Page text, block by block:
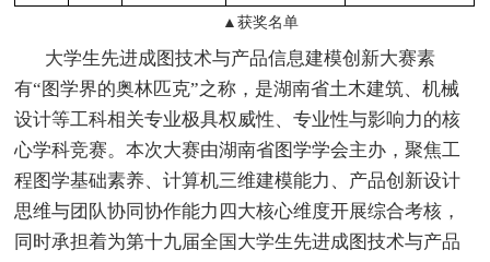
▲获奖名单
大学生先进成图技术与产品信息建模创新大赛素
有“图学界的奥林匹克”之称，是湖南省土木建筑、机械
设计等工科相关专业极具权威性、专业性与影响力的核
心学科竞赛。本次大赛由湖南省图学学会主办，聚焦工
程图学基础素养、计算机三维建模能力、产品创新设计
思维与团队协同协作能力四大核心维度开展综合考核，
同时承担着为第十九届全国大学生先进成图技术与产品